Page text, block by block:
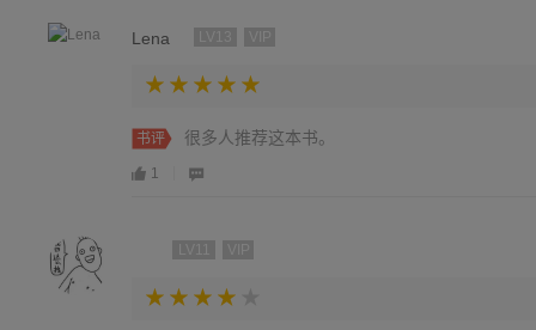
Lena
书评 很多人推荐这本书。
1